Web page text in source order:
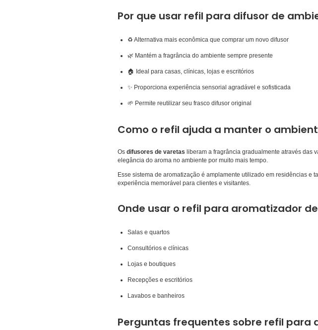
Por que usar refil para difusor de
♻️ Alternativa mais econômica que comprar um novo difusor
🌿 Mantém a fragrância do ambiente sempre presente
🏠 Ideal para casas, clínicas, lojas e escritórios
✨ Proporciona experiência sensorial agradável e sofisticada
🌱 Permite reutilizar seu frasco difusor original
Como o refil ajuda a manter o
Os difusores de varetas liberam a fragrância gradualmente através das
elegância do aroma no ambiente por muito mais tempo.
Esse sistema de aromatização é amplamente utilizado em residências e
experiência memorável para clientes e visitantes.
Onde usar o refil para aromatizador
Salas e quartos
Consultórios e clínicas
Lojas e boutiques
Recepções e escritórios
Lavabos e banheiros
Perguntas frequentes sobre refil para